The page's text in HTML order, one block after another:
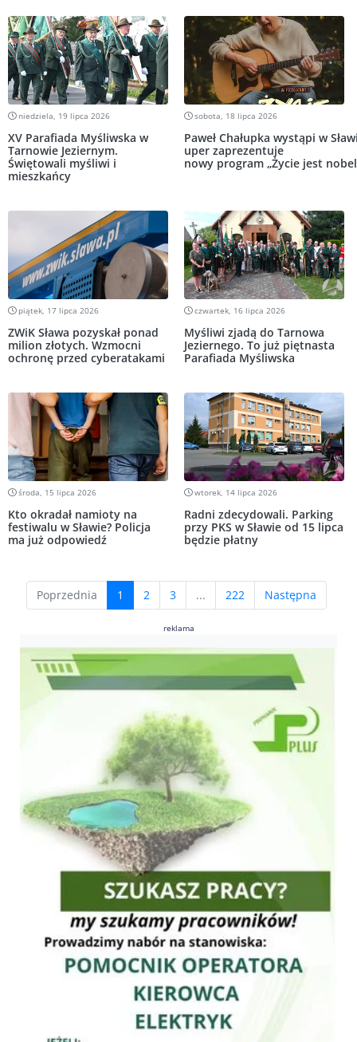
niedziela, 19 lipca 2026
XV Parafiada Myśliwska w
Tarnowie Jeziernym.
Świętowali myśliwi i
mieszkańcy
sobota, 18 lipca 2026
Paweł Chałupka wystąpi w
uper zaprezentuje
nowy program „Życie jest
piątek, 17 lipca 2026
ZWiK Sława pozyskał ponad
milion złotych. Wzmocni
ochronę przed cyberatakami
czwartek, 16 lipca 2026
Myśliwi zjadą do Tarnowa
Jeziernego. To już piętnasta
Parafiada Myśliwska
środa, 15 lipca 2026
Kto okradał namioty na
festiwalu w Sławie? Policja
ma już odpowiedź
wtorek, 14 lipca 2026
Radni zdecydowali. Parking
przy PKS w Sławie od 15 lipca
będzie płatny
Poprzednia 1 (current)
2 3 ... 222 Następna
reklama